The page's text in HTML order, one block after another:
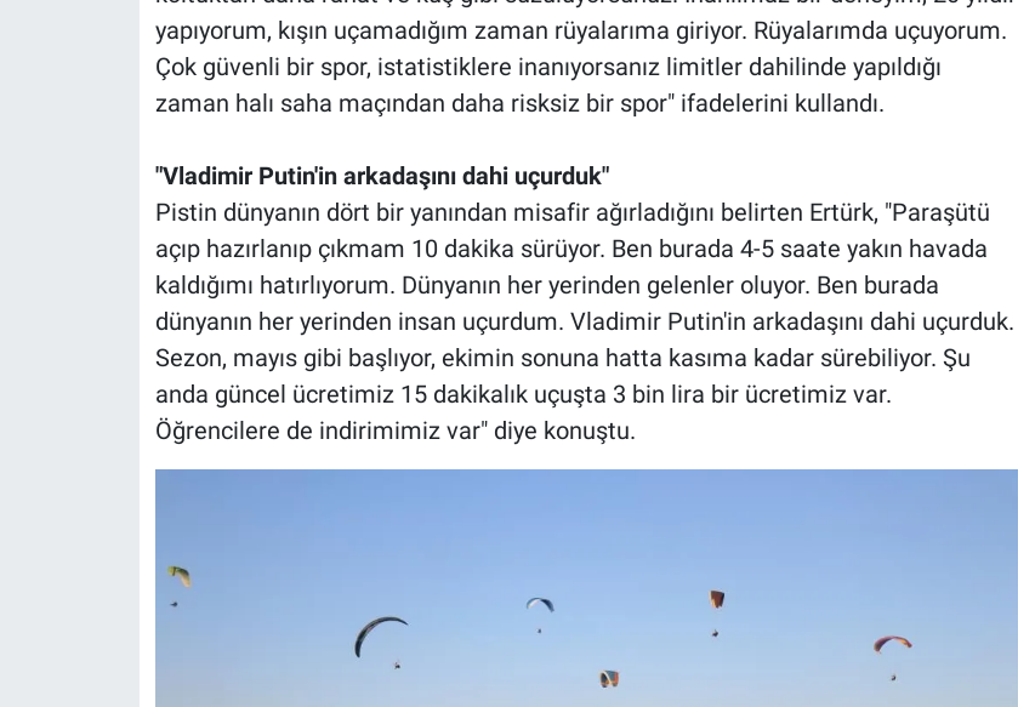
yapıyorum, kışın uçamadığım zaman rüyalarıma giriyor. Rüyalarımda uçuyorum.
Çok güvenli bir spor, istatistiklere inanıyorsanız limitler dahilinde yapıldığı
zaman halı saha maçından daha risksiz bir spor" ifadelerini kullandı.
"Vladimir Putin'in arkadaşını dahi uçurduk"
Pistin dünyanın dört bir yanından misafir ağırladığını belirten Ertürk, "Paraşütü
açıp hazırlanıp çıkmam 10 dakika sürüyor. Ben burada 4-5 saate yakın havada
kaldığımı hatırlıyorum. Dünyanın her yerinden gelenler oluyor. Ben burada
dünyanın her yerinden insan uçurdum. Vladimir Putin'in arkadaşını dahi uçurduk.
Sezon, mayıs gibi başlıyor, ekimin sonuna hatta kasıma kadar sürebiliyor. Şu
anda güncel ücretimiz 15 dakikalık uçuşta 3 bin lira bir ücretimiz var.
Öğrencilere de indirimimiz var" diye konuştu.